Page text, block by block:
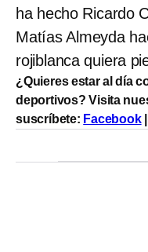
ha hecho Ricardo
Matías Almeyda
rojiblanca quiera
¿Quieres estar al día
deportivos? Visita
suscríbete: Facebook